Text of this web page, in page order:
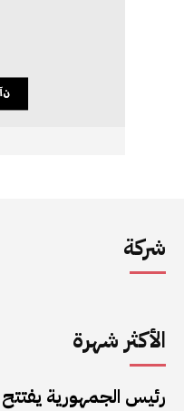
شركة
الأكثر شهرة
رئيس الجمهورية